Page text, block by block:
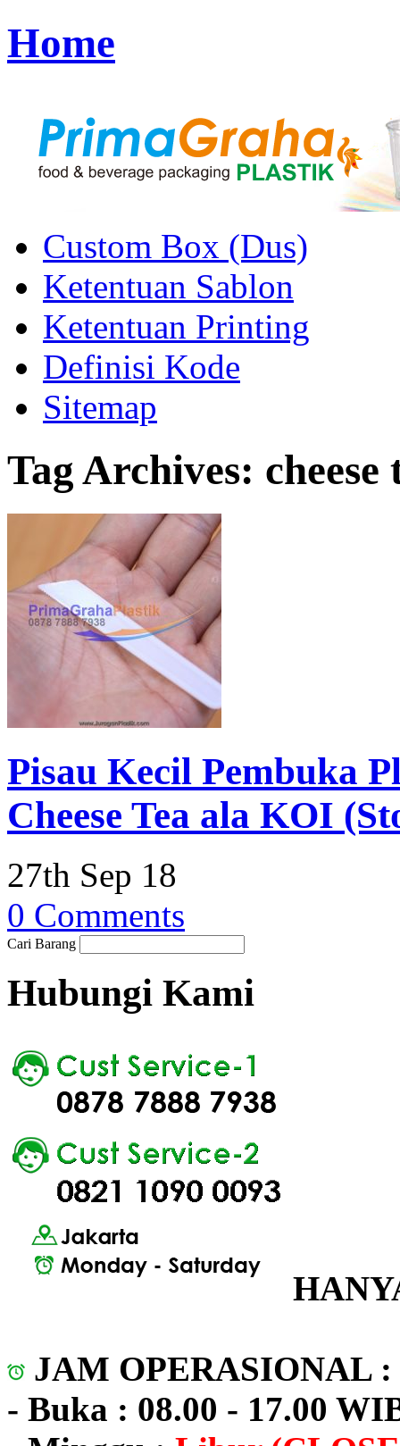
Home
Custom Box (Dus)
Ketentuan Sablon
Ketentuan Printing
Definisi Kode
Sitemap
Tag Archives: cheese
Pisau Kecil Pembuka
Cheese Tea ala KOI
27th Sep 18
0 Comments
Cari Barang
Hubungi Kami
JAM OPERASIONAL :
- Buka : 08.00 - 17.00